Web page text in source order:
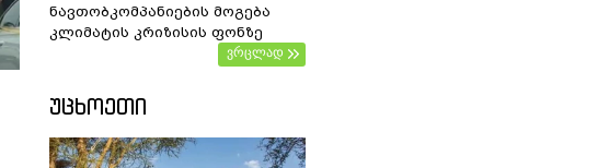
ნავთობკომპანიების მოგება
კლიმატის კრიზისის ფონზე
ვრცლად
ᲣᲪᲮᲝᲔᲗᲘ